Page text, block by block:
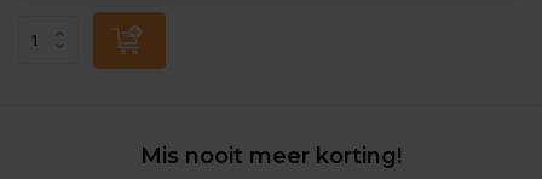
Mis nooit meer korting!